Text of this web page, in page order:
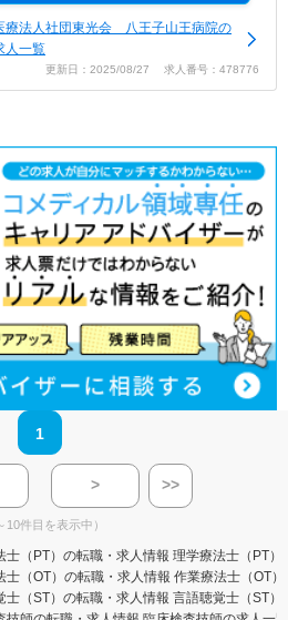
療法人社団東光会 八王子山王病院の
人一覧
更新日：2025/08/27 求人番号：478776
1
> >>
10件目を表示中）
士（PT）の転職・求人情報 理学療法士（PT）
士（OT）の転職・求人情報 作業療法士（OT
士（ST）の転職・求人情報 言語聴覚士（ST）